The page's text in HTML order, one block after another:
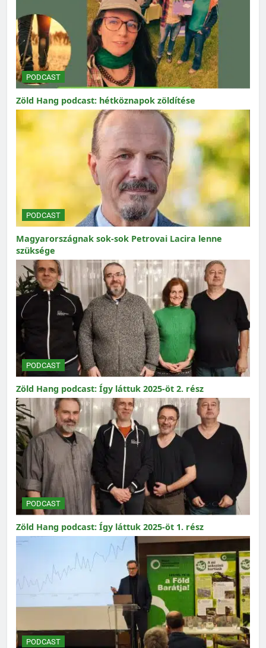
PODCAST
Zöld Hang podcast: hétköznapok zöldítése
PODCAST
Magyarországnak sok-sok Petrovai Lacira lenne
szüksége
PODCAST
Zöld Hang podcast: Így láttuk 2025-öt 2. rész
PODCAST
Zöld Hang podcast: Így láttuk 2025-öt 1. rész
PODCAST